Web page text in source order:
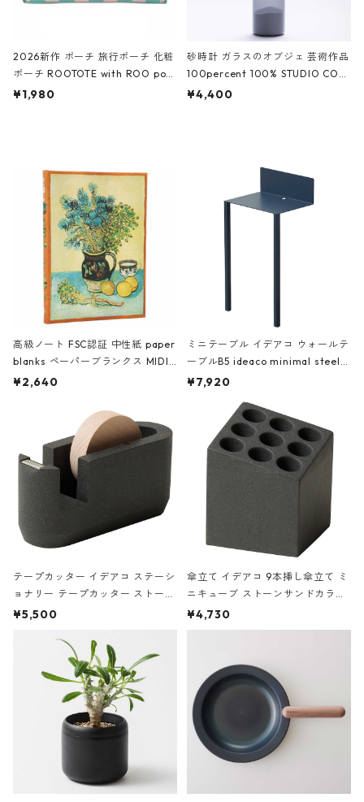
2026新作 ポーチ 旅行ポーチ 化粧
ポーチ ROOTOTE with ROO pou
ch 3532 ルートート WR.ポーチ.ラ
¥1,980
砂時計 ガラスのオブジェ 芸術作品
100percent 100% STUDIO COH
AKU Timeless 100パーセント ス
¥4,400
高級ノート FSC認証 中性紙 paper
blanks ペーパーブランクス MIDI
ハードカバー 罫線 ヴァン・ゴッホ
¥2,640
ミニテーブル イデアコ ウォールテ
ーブルB5 ideaco minimal steel f
urniture WALL Table B5 ネイビー
¥7,920
テープカッター イデアコ ステーシ
ョナリー テープカッター ストーン
サンドカラー 石調 ideaco Station
¥5,500
傘立て イデアコ 9本挿し傘立て ミ
ニキューブ ストーンサンドカラー
石調 ideaco Umbrella Stand CUB
E ストーンサンドブラック
¥4,730